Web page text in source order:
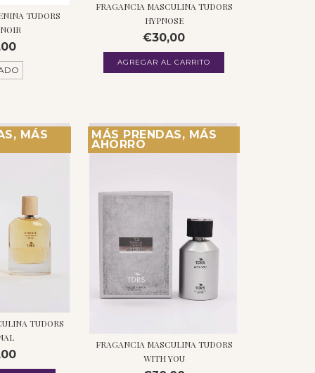
TUDORS
FRAGANCIA MASCULINA TUDORS
HYPNOSE
€30,00
MÁS
TUDORS
MÁS PRENDAS, MÁS
AHORRO
FRAGANCIA MASCULINA TUDORS
WITH YOU